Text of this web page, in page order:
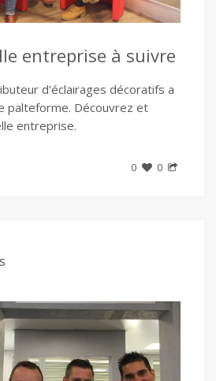
entreprise à suivre
d'éclairages décoratifs a
palteforme. Découvrez et
entreprise.
0 0